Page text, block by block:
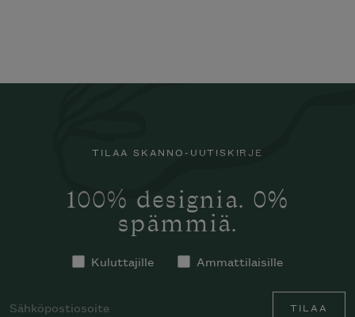
TILAA SKANNO-UUTISKIRJE
100% designia. 0%
spämmiä.
Kuluttajille Ammattilaisille
TILAA